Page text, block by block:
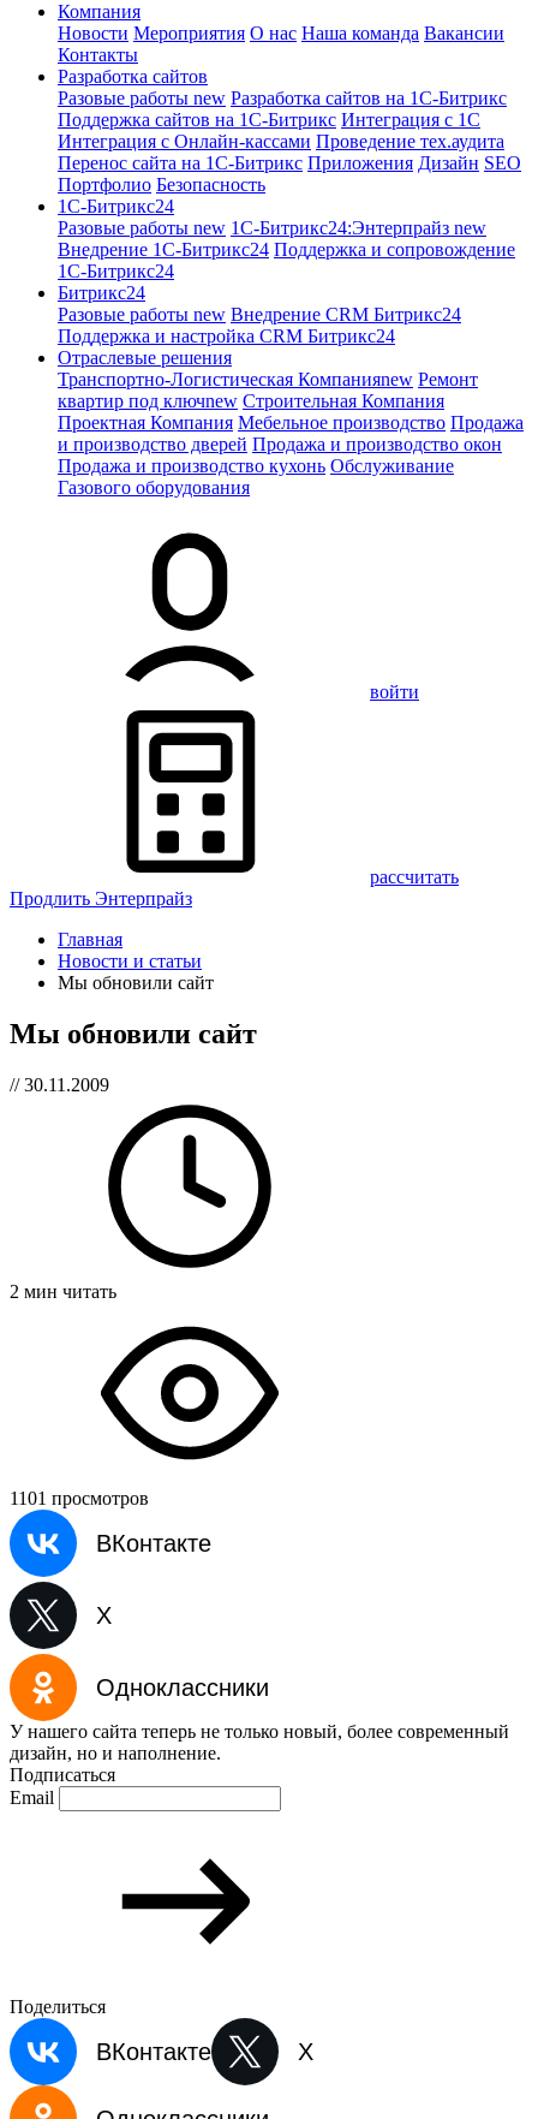
Компания
Новости Мероприятия О нас Наша команда Вакансии
Контакты
Разработка сайтов
Разовые работы new Разработка сайтов на 1С-Битрикс
Поддержка сайтов на 1С-Битрикс Интеграция с 1С
Интеграция с Онлайн-кассами Проведение тех.аудита
Перенос сайта на 1С-Битрикс Приложения Дизайн SEO
Портфолио Безопасность
1C-Битрикс24
Разовые работы new 1С-Битрикс24:Энтерпрайз new
Внедрение 1C-Битрикс24 Поддержка и сопровождение
1С-Битрикс24
Битрикс24
Разовые работы new Внедрение CRM Битрикс24
Поддержка и настройка CRM Битрикс24
Отраслевые решения
Транспортно-Логистическая Компанияnew Ремонт
квартир под ключnew Строительная Компания
Проектная Компания Мебельное производство Продажа
и производство дверей Продажа и производство окон
Продажа и производство кухонь Обслуживание
Газового оборудования
войти
рассчитать
Продлить Энтерпрайз
Главная
Новости и статьи
Мы обновили сайт
Мы обновили сайт
// 30.11.2009
2 мин читать
1101 просмотров
ВКонтакте
X
Одноклассники
У нашего сайта теперь не только новый, более современный
дизайн, но и наполнение.
Подписаться
Email
Поделиться
ВКонтакте X